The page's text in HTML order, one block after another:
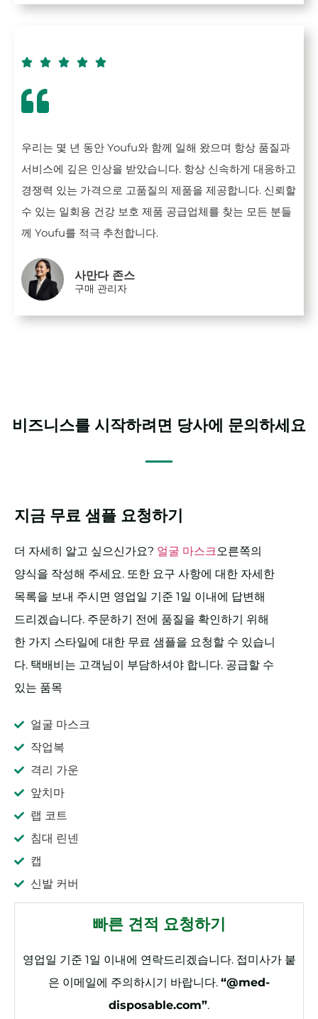
    
우리는 몇 년 동안 Youfu와 함께 일해 왔으며 항상 품질과
서비스에 깊은 인상을 받았습니다. 항상 신속하게 대응하고
경쟁력 있는 가격으로 고품질의 제품을 제공합니다. 신뢰할
수 있는 일회용 건강 보호 제품 공급업체를 찾는 모든 분들
께 Youfu를 적극 추천합니다.
사만다 존스
구매 관리자
비즈니스를 시작하려면 당사에 문의하세요
지금 무료 샘플 요청하기
더 자세히 알고 싶으신가요? 얼굴 마스크 오른쪽의
양식을 작성해 주세요. 또한 요구 사항에 대한 자세한
목록을 보내 주시면 영업일 기준 1일 이내에 답변해
드리겠습니다. 주문하기 전에 품질을 확인하기 위해
한 가지 스타일에 대한 무료 샘플을 요청할 수 있습니
다. 택배비는 고객님이 부담하셔야 합니다. 공급할 수
있는 품목
얼굴 마스크
작업복
격리 가운
앞치마
랩 코트
침대 린넨
캡
신발 커버
빠른 견적 요청하기
영업일 기준 1일 이내에 연락드리겠습니다. 접미사가 붙
은 이메일에 주의하시기 바랍니다. “@med-
disposable.com”.